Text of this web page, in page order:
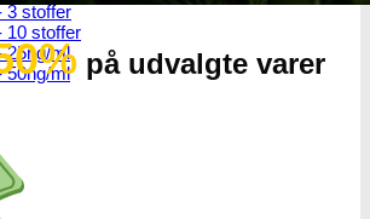
3 stoffer
10 stoffer
25ng/ml
50ng/ml
på udvalgte varer